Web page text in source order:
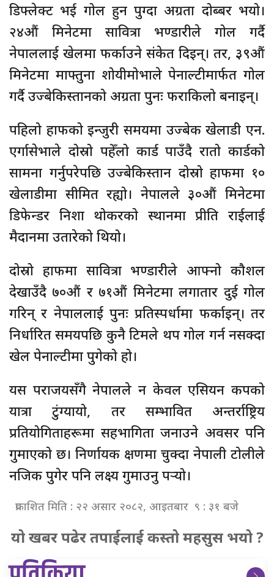
डिफ्लेक्ट भई गोल हुन पुग्दा अग्रता दोब्बर भयो।
२४औं मिनेटमा सावित्रा भण्डारीले गोल गर्दै
नेपाललाई खेलमा फर्काउने संकेत दिइन्। तर, ३९औं
मिनेटमा माफ्तुना शोयीमोभाले पेनाल्टीमार्फत गोल
गर्दै उज्बेकिस्तानको अग्रता पुनः फराकिलो बनाइन्।
पहिलो हाफको इन्जुरी समयमा उज्बेक खेलाडी एन.
एर्गासेभाले दोस्रो पहेँलो कार्ड पाउँदै रातो कार्डको
सामना गर्नुपरेपछि उज्बेकिस्तान दोस्रो हाफमा १०
खेलाडीमा सीमित रह्यो। नेपालले ३०औं मिनेटमा
डिफेन्डर निशा थोकरको स्थानमा प्रीति राईलाई
मैदानमा उतारेको थियो।
दोस्रो हाफमा सावित्रा भण्डारीले आफ्नो कौशल
देखाउँदै ७०औं र ७१औं मिनेटमा लगातार दुई गोल
गरिन् र नेपाललाई पुनः प्रतिस्पर्धामा फर्काइन्। तर
निर्धारित समयपछि कुनै टिमले थप गोल गर्न नसक्दा
खेल पेनाल्टीमा पुगेको हो।
यस पराजयसँगै नेपालले न केवल एसियन कपको
यात्रा टुंग्यायो, तर सम्भावित अन्तर्राष्ट्रिय
प्रतियोगिताहरूमा सहभागिता जनाउने अवसर पनि
गुमाएको छ। निर्णायक क्षणमा चुक्दा नेपाली टोलीले
नजिक पुगेर पनि लक्ष्य गुमाउनु पर्‍यो।
प्रकाशित मिति : २२ असार २०८२, आइतबार ९ : ३१ बजे
यो खबर पढेर तपाईलाई कस्तो महसुस भयो ?